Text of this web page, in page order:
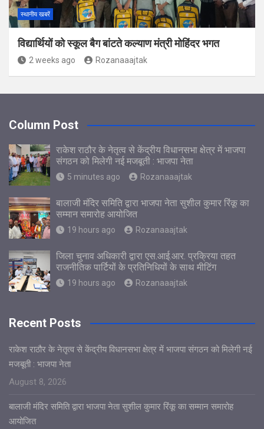
स्थानीय खबरें
विद्यार्थियों को स्कूल बैग बांटते कल्याण मंत्री मोहिंदर भगत
2 weeks ago Rozanaaajtak
Column Post
राकेश राठौर के नेतृत्व से केंद्रीय विधानसभा क्षेत्र में भाजपा
संगठन को मिलेगी नई मजबूती : भाजपा नेता
5 minutes ago Rozanaaajtak
बालाजी मंदिर समिति द्वारा भाजपा नेता सुशील कुमार रिंकू का
सम्मान समारोह आयोजित
19 hours ago Rozanaaajtak
जिला चुनाव अधिकारी द्वारा एस.आई.आर. प्रक्रिया तहत
राजनीतिक पार्टियों के प्रतिनिधियों के साथ मीटिंग
19 hours ago Rozanaaajtak
Recent Posts
राकेश राठौर के नेतृत्व से केंद्रीय विधानसभा क्षेत्र में भाजपा संगठन को मिलेगी नई
मजबूती : भाजपा नेता
August 8, 2026
बालाजी मंदिर समिति द्वारा भाजपा नेता सुशील कुमार रिंकू का सम्मान समारोह
आयोजित